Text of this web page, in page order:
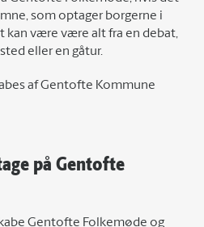
som optager borgerne i
kan være være alt fra en debat,
eller en gåtur.
af Gentofte Kommune
på Gentofte
Gentofte Folkemøde og